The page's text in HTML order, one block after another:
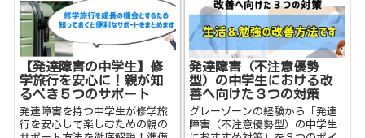
【発達障害の中学生】修
学旅行を安心に！親が知
るべき５つのサポート
発達障害を持つ中学生が修学旅
行を安心して楽しむための親の
発達障害（不注意優勢
型）の中学生における改
善へ向けた３つの対策
グレーゾーンの経験から「発達
障害（不注意優勢型）の中学生